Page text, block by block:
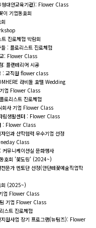
안교육기관): Flower Class
기업동호회
로체험 박람회
플로리스트 진로체험
: Flower Class
랜테리어 시공
직원 flower class
라비돌 호텔 Wedding
Flower Class
리스트 진로체험
기업 Flower Class
활센터 : Flower Class
: Flower Class
과 산학협력 우수기업 선정
Class
케이션실 문화행사
회 '꽃도링' (2024~)
가 멘토단 선정(안단테꽃예술직업학
(2025~)
Flower Class
업 Flower Class
트 진로체험
사업 장기 프로그램(뉴팀즈): Flower